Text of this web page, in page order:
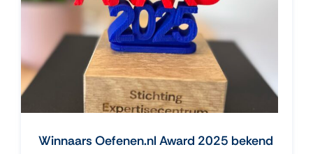
Winnaars Oefenen.nl Award 2025 bekend